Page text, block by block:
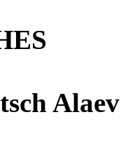
Alaev